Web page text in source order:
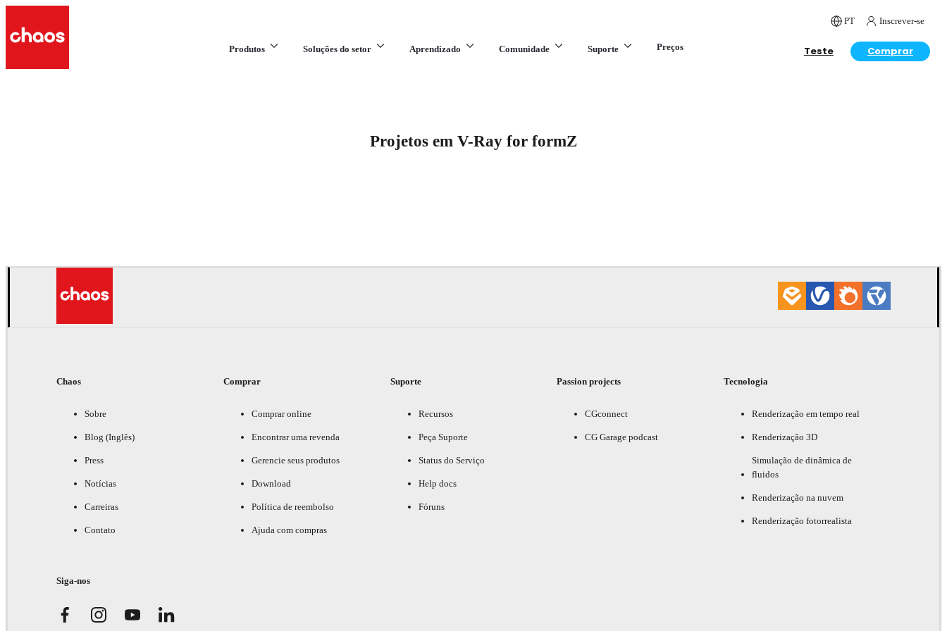
PT Inscrever-se
Produtos Soluções do setor Aprendizado Comunidade Suporte Preços Teste Comprar
Projetos em V-Ray for formZ
Chaos
Sobre
Blog (Inglês)
Press
Notícias
Carreiras
Contato
Comprar
Comprar online
Encontrar uma revenda
Gerencie seus produtos
Download
Política de reembolso
Ajuda com compras
Suporte
Recursos
Peça Suporte
Status do Serviço
Help docs
Fóruns
Passion projects
CGconnect
CG Garage podcast
Tecnologia
Renderização em tempo real
Renderização 3D
Simulação de dinâmica de
fluidos
Renderização na nuvem
Renderização fotorrealista
Siga-nos